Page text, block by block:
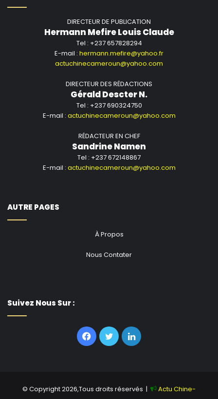
DIRECTEUR DE PUBLICATION
Hermann Mefire Louis Claude
Tel : +237 657828294
E-mail : hermann.mefire@yahoo.fr
actuchinecameroun@yahoo.com
DIRECTEUR DES RÉDACTIONS
Gérald Descter N.
Tel : +237 690324750
E-mail : actuchinecameroun@yahoo.com
RÉDACTEUR EN CHEF
Sandrine Namen
Tel : +237 672148867
E-mail : actuchinecameroun@yahoo.com
AUTRE PAGES
À Propos
Nous Contater
Suivez Nous Sur :
Facebook
TwitterLinkedin
© Copyright 2026,Tous droits réservés | Actu Chine-